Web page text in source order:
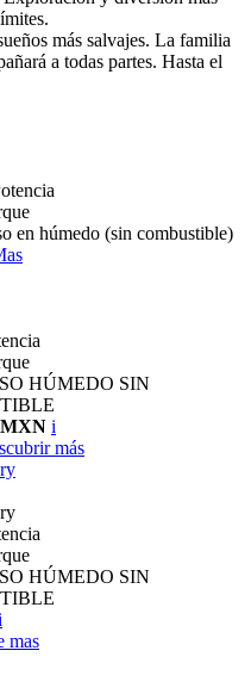
más salvajes. La familia
a todas partes. Hasta el
en húmedo (sin combustible)
HÚMEDO SIN
MXN i
más
HÚMEDO SIN
mas